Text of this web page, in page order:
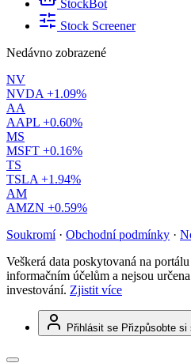
StockBot
Stock Screener
Nedávno zobrazené
NV
NVDA +1.09%
AA
AAPL +0.60%
MS
MSFT +0.16%
TS
TSLA +1.94%
AM
AMZN +0.59%
Soukromí · Obchodní podmínky ·
Veškerá data poskytovaná na
informačním účelům a nejsou
investování. Zjistit více
Přihlásit se Přizpůsobte si